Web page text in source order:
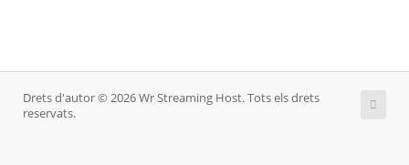
Drets d'autor © 2026 Wr Streaming Host. Tots els drets
reservats.